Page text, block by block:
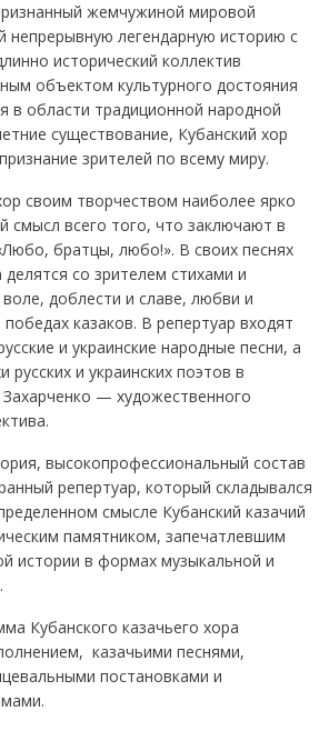
жемчужиной мировой
непрерывную легендарную историю с
исторический коллектив
объектом культурного достояния
в области традиционной народной
существование, Кубанский хор
зрителей по всему миру.
своим творчеством наиболее ярко
смысл всего того, что заключают в
братцы, любо!». В своих песнях
со зрителем стихами и
доблести и славе, любви и
казаков. В репертуар входят
и украинские народные песни, а
русских и украинских поэтов в
— художественного
высокопрофессиональный состав
репертуар, который складывался
смысле Кубанский казачий
памятником, запечатлевшим
истории в формах музыкальной и
Кубанского казачьего хора
казачьими песнями,
постановками и